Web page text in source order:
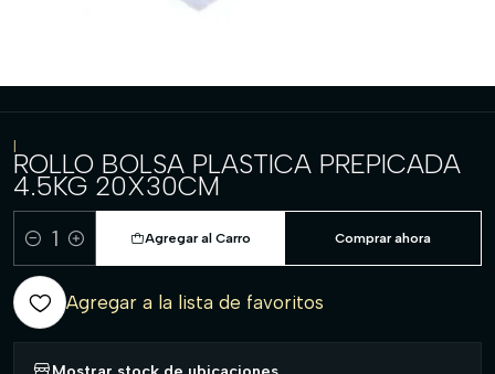
|
ROLLO BOLSA PLASTICA PREPICADA
4.5KG 20X30CM
Cantidad
Agregar al Carro Comprar ahora
Agregar a la lista de favoritos